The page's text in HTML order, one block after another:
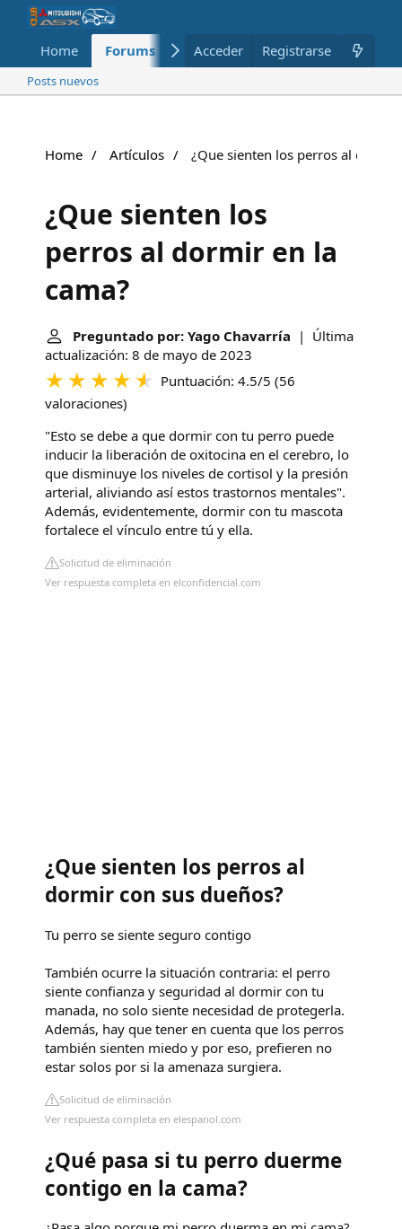
Home Forums Nuevo Miembros
Acceder Registrarse
Posts nuevos
Home Artículos ¿Que sienten los perros al dormir
¿Que sienten los
perros al dormir en la
cama?
Preguntado por: Yago Chavarría | Última
actualización: 8 de mayo de 2023
Puntuación: 4.5/5 (56
valoraciones)
"Esto se debe a que dormir con tu perro puede
inducir la liberación de oxitocina en el cerebro, lo
que disminuye los niveles de cortisol y la presión
arterial, aliviando así estos trastornos mentales".
Además, evidentemente, dormir con tu mascota
fortalece el vínculo entre tú y ella.
Solicitud de eliminación
Ver respuesta completa en elconfidencial.com
¿Que sienten los perros al
dormir con sus dueños?
Tu perro se siente seguro contigo
También ocurre la situación contraria: el perro
siente confianza y seguridad al dormir con tu
manada, no solo siente necesidad de protegerla.
Además, hay que tener en cuenta que los perros
también sienten miedo y por eso, prefieren no
estar solos por si la amenaza surgiera.
Solicitud de eliminación
Ver respuesta completa en elespanol.com
¿Qué pasa si tu perro duerme
contigo en la cama?